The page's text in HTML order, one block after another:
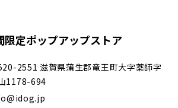
限定ポップアップストア
2551 滋賀県蒲生郡竜王町大字薬師字
1178-694